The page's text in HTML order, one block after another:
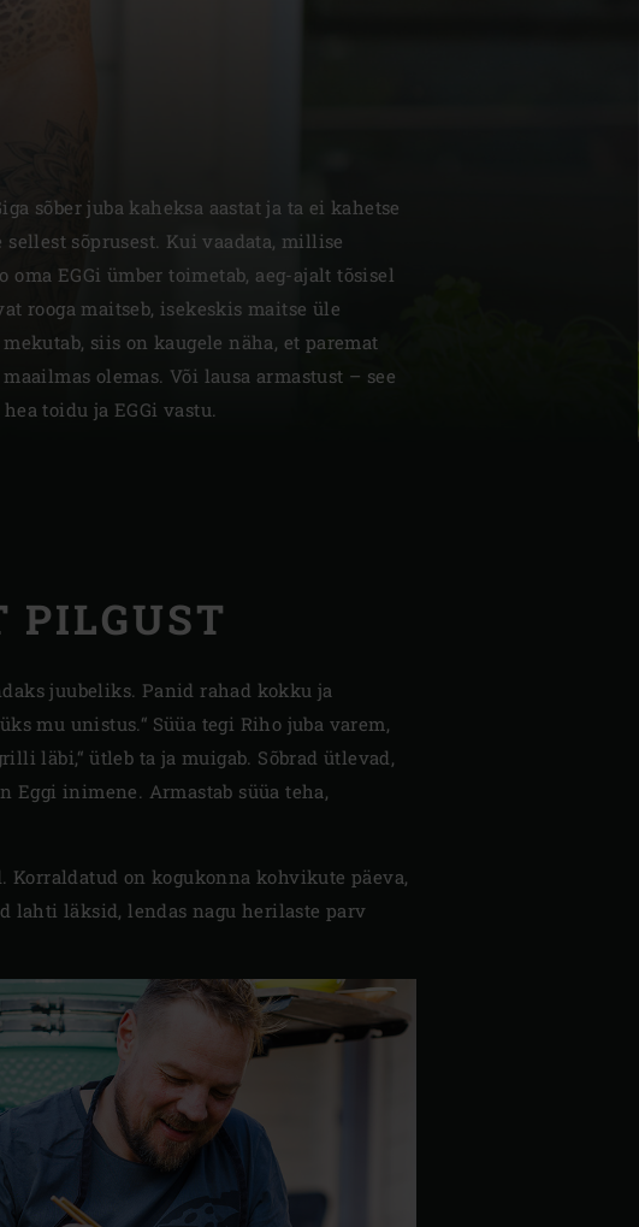
| Schweiz
sõber juba kaheksa aastat ja ta ei kahetse
sõprusest. Kui vaadata, millise
oma EGGi ümber toimetab, aeg-ajalt tõsisel
rooga maitseb, isekeskis maitse üle
siis on kaugele näha, et paremat
olemas. Või lausa armastust – see
toidu ja EGGi vastu.
PILGUST
juubeliks. Panid rahad kokku ja
mu unistus.“ Süüa tegi Riho juba varem,
läbi,“ ütleb ta ja muigab. Sõbrad ütlevad,
Eggi inimene. Armastab süüa teha,
Korraldatud on kogukonna kohvikute päeva,
lahti läksid, lendas nagu herilaste parv